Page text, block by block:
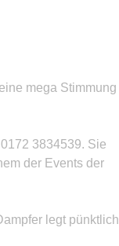
mega Stimmung
3834539. Sie
der Events der
legt pünktlich